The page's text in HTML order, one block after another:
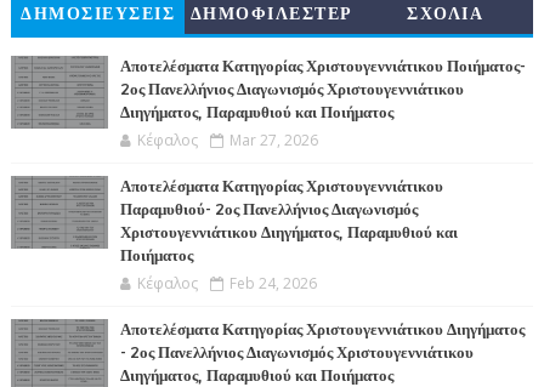
ΔΗΜΟΣΙΕΥΣΕΙΣ
ΔΗΜΟΦΙΛΕΣΤΕΡ
ΣΧΟΛΙΑ
Αποτελέσματα Κατηγορίας Χριστουγεννιάτικου Ποιήματος-
2ος Πανελλήνιος Διαγωνισμός Χριστουγεννιάτικου
Διηγήματος, Παραμυθιού και Ποιήματος
Κέφαλος Mar 27, 2026
Αποτελέσματα Κατηγορίας Χριστουγεννιάτικου
Παραμυθιού- 2ος Πανελλήνιος Διαγωνισμός
Χριστουγεννιάτικου Διηγήματος, Παραμυθιού και
Ποιήματος
Κέφαλος Feb 24, 2026
Αποτελέσματα Κατηγορίας Χριστουγεννιάτικου Διηγήματος
- 2ος Πανελλήνιος Διαγωνισμός Χριστουγεννιάτικου
Διηγήματος, Παραμυθιού και Ποιήματος